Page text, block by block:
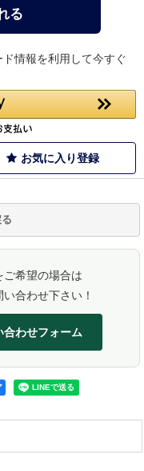
る
情報を利用して今すぐ
お気に入り登録
希望の場合は
合わせ下さい！
合わせフォーム